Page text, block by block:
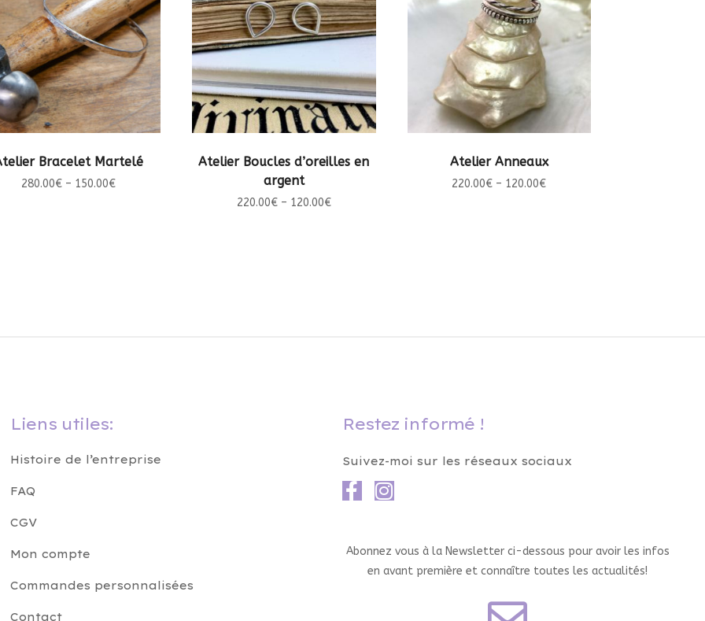
CHOIX DES OPTIONS
Bracelet Martelé
150.00€
–
280.00€
CHOIX DES OPTIONS
Atelier Boucles d’oreilles en
argent
120.00€
–
220.00€
CHOIX DES OPTIONS
Atelier Anneaux
120.00€
–
220.00€
Liens utiles:
Histoire de l’entreprise
FAQ
CGV
Mon compte
Commandes personnalisées
Contact
Restez informé !
Suivez-moi sur les réseaux sociaux
Abonnez vous à la Newsletter ci-dessous pour avoir les infos
en avant première et connaître toutes les actualités!